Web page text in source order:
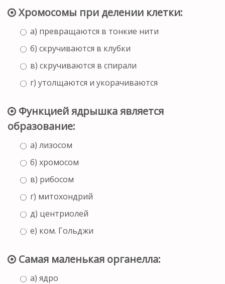
Хромосомы при делении клетки:
а) превращаются в тонкие нити
б) скручиваются в клубки
в) скручиваются в спирали
г) утолщаются и укорачиваются
Функцией ядрышка является
образование:
а) лизосом
б) хромосом
в) рибосом
г) митохондрий
д) центриолей
е) ком. Гольджи
Самая маленькая органелла:
а) ядро